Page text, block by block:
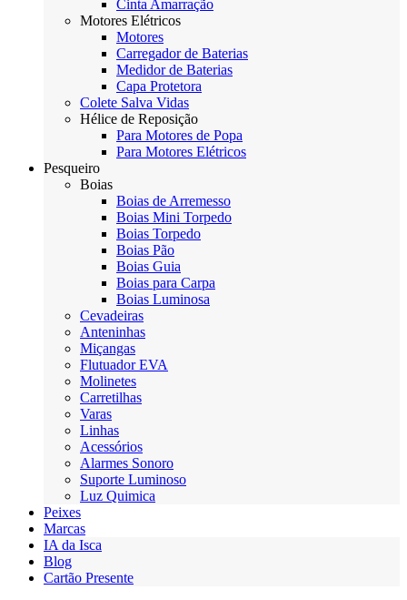
Cinta Amarração
Motores Elétricos
Motores
Carregador de Baterias
Medidor de Baterias
Capa Protetora
Colete Salva Vidas
Hélice de Reposição
Para Motores de Popa
Para Motores Elétricos
Pesqueiro
Boias
Boias de Arremesso
Boias Mini Torpedo
Boias Torpedo
Boias Pão
Boias Guia
Boias para Carpa
Boias Luminosa
Cevadeiras
Anteninhas
Miçangas
Flutuador EVA
Molinetes
Carretilhas
Varas
Linhas
Acessórios
Alarmes Sonoro
Suporte Luminoso
Luz Quimica
Peixes
Marcas
IA da Isca
Blog
Cartão Presente